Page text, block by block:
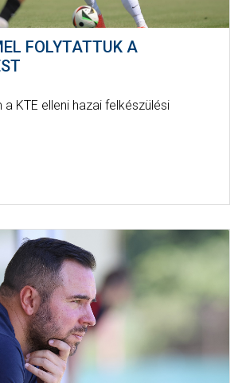
FOLYTATTUK A
KTE elleni hazai felkészülési